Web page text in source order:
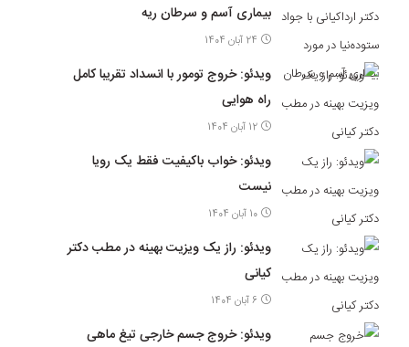
بیماری آسم و سرطان ریه
24 آبان 1404
ویدئو: خروج تومور با انسداد تقریبا کامل
راه هوایی
12 آبان 1404
ویدئو: خواب باکیفیت فقط یک رویا
نیست
10 آبان 1404
ویدئو: راز یک ویزیت بهینه در مطب دکتر
کیانی
6 آبان 1404
ویدئو: خروج جسم خارجی تیغ ماهی